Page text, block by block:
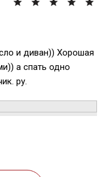
и диван)) Хорошая
а спать одно
ру.